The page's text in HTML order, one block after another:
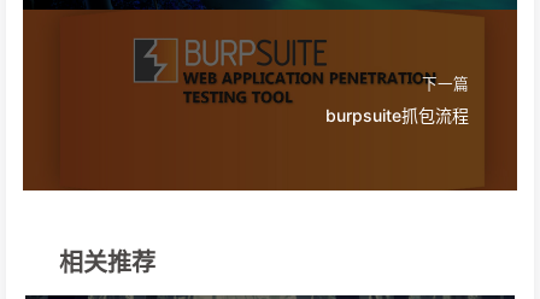
下一篇
burpsuite抓包流程
相关推荐